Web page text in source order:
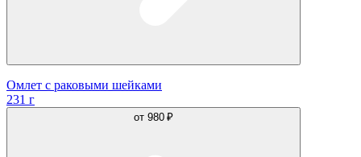
Омлет с раковыми шейками
231 г
от 980 ₽